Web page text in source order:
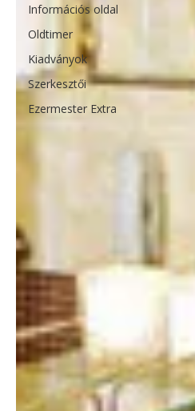
Információs oldal
Oldtimer
Kiadványok
Szerkesztői
Ezermester Extra